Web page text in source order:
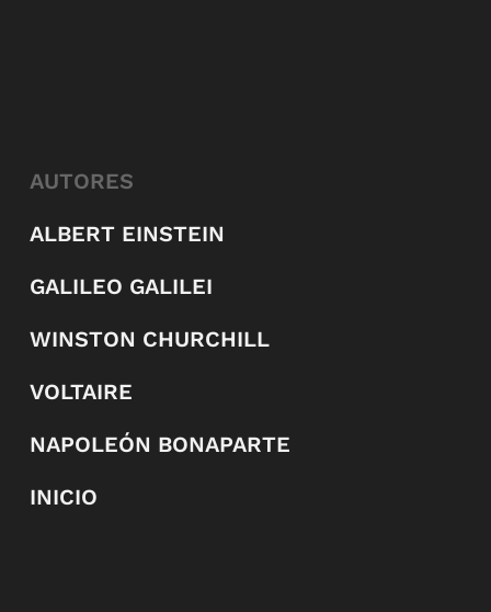
AUTORES
ALBERT EINSTEIN
GALILEO GALILEI
WINSTON CHURCHILL
VOLTAIRE
NAPOLEÓN BONAPARTE
INICIO